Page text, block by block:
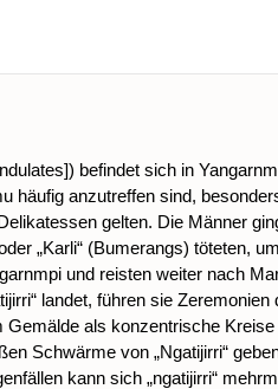
befindet sich in
häufig anzutreffen sind,
gelten. Die Männer
„Karli“ (Bumerangs) töteten,
und reisten weiter nach
landet, führen sie Zeremonien
als konzentrische
Schwärme von „Ngatijirri“
kann sich „ngatijirri“